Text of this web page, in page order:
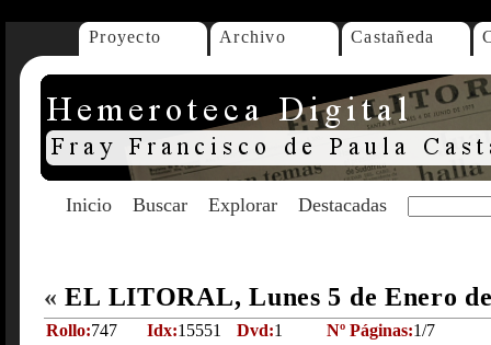
Proyecto Archivo Castañeda
Inicio Buscar Explorar Destacadas
« EL LITORAL, Lunes 5 de Enero
Rollo:747 Idx:15551 Dvd:1 Nº Páginas:1/7